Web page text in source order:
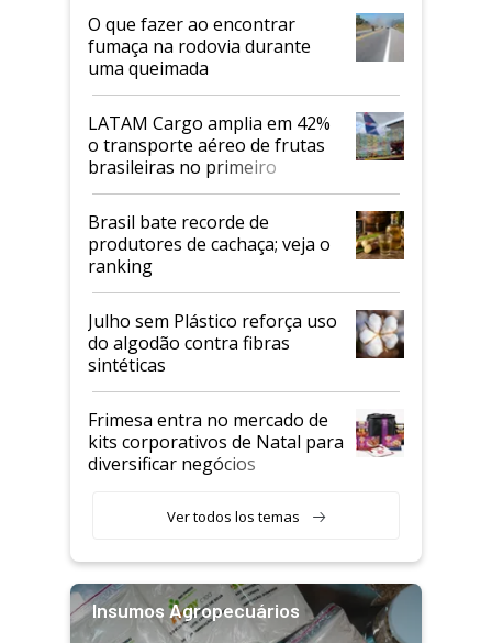
O que fazer ao encontrar
fumaça na rodovia durante
uma queimada
LATAM Cargo amplia em 42%
o transporte aéreo de frutas
brasileiras no primeiro
semestre
Brasil bate recorde de
produtores de cachaça; veja o
ranking
Julho sem Plástico reforça uso
do algodão contra fibras
sintéticas
Frimesa entra no mercado de
kits corporativos de Natal para
diversificar negócios
Ver todos los temas
Insumos Agropecuários